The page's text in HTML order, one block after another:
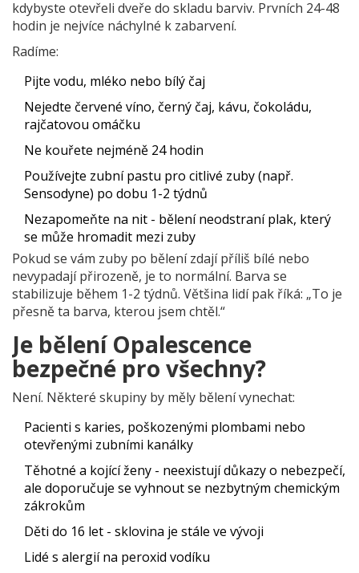
kdybyste otevřeli dveře do skladu barviv. Prvních 24-48
hodin je nejvíce náchylné k zabarvení.
Radíme:
Pijte vodu, mléko nebo bílý čaj
Nejedte červené víno, černý čaj, kávu, čokoládu,
rajčatovou omáčku
Ne kouřete nejméně 24 hodin
Používejte zubní pastu pro citlivé zuby (např.
Sensodyne) po dobu 1-2 týdnů
Nezapomeňte na nit - bělení neodstraní plak, který
se může hromadit mezi zuby
Pokud se vám zuby po bělení zdají příliš bílé nebo
nevypadají přirozeně, je to normální. Barva se
stabilizuje během 1-2 týdnů. Většina lidí pak říká: „To je
přesně ta barva, kterou jsem chtěl.“
Je bělení Opalescence
bezpečné pro všechny?
Není. Některé skupiny by měly bělení vynechat:
Pacienti s karies, poškozenými plombami nebo
otevřenými zubními kanálky
Těhotné a kojící ženy - neexistují důkazy o nebezpečí,
ale doporučuje se vyhnout se nezbytným chemickým
zákrokům
Děti do 16 let - sklovina je stále ve vývoji
Lidé s alergií na peroxid vodíku